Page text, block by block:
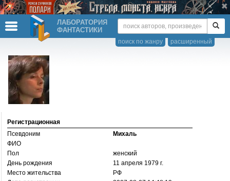
ЛАБОРАТОРИЯ
ФАНТАСТИКИ
расширенный
поиск по жанру
Регистрационная
Псевдоним
Михаль
ФИО
Пол
женский
День рождения
11 апреля 1979 г.
Место жительства
РФ